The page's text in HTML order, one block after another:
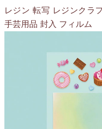
レジン 転写 レジンクラ
手芸用品 封入 フィルム